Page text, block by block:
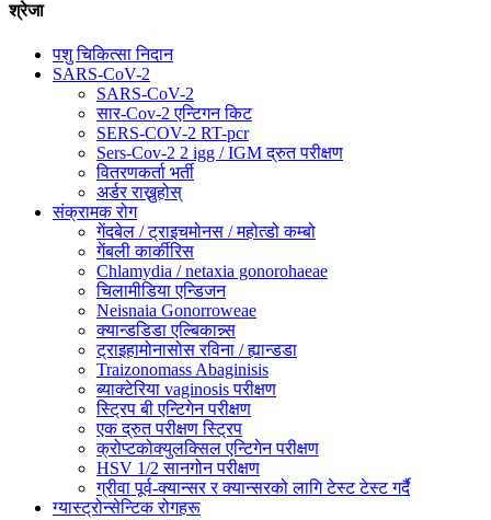
श्रेजा
पशु चिकित्सा निदान
SARS-CoV-2
SARS-CoV-2
सार-Cov-2 एन्टिगन किट
SERS-COV-2 RT-pcr
Sers-Cov-2 2 igg / IGM द्रुत परीक्षण
वितरणकर्ता भर्ती
अर्डर राख्नुहोस्
संक्रामक रोग
गेंदबेल / ट्राइचमोनस / महोत्डो कम्बो
गेंबली कार्कीरिस
Chlamydia / netaxia gonorohaeae
चिलामीडिया एन्डिजन
Neisnaia Gonorroweae
क्यान्डडिडा एल्बिकान्न्स
ट्राइहामोनासोस रविना / ह्यान्डडा
Traizonomass Abaginisis
ब्याक्टेरिया vaginosis परीक्षण
स्ट्रिप बी एन्टिगेन परीक्षण
एक द्रुत परीक्षण स्ट्रिप
क्रोप्टकोक्युलक्सिल एन्टिगेन परीक्षण
HSV 1/2 सानगोन परीक्षण
ग्रीवा पूर्व-क्यान्सर र क्यान्सरको लागि टेस्ट टेस्ट गर्दै
ग्यास्ट्रोन्सेन्टिक रोगहरू